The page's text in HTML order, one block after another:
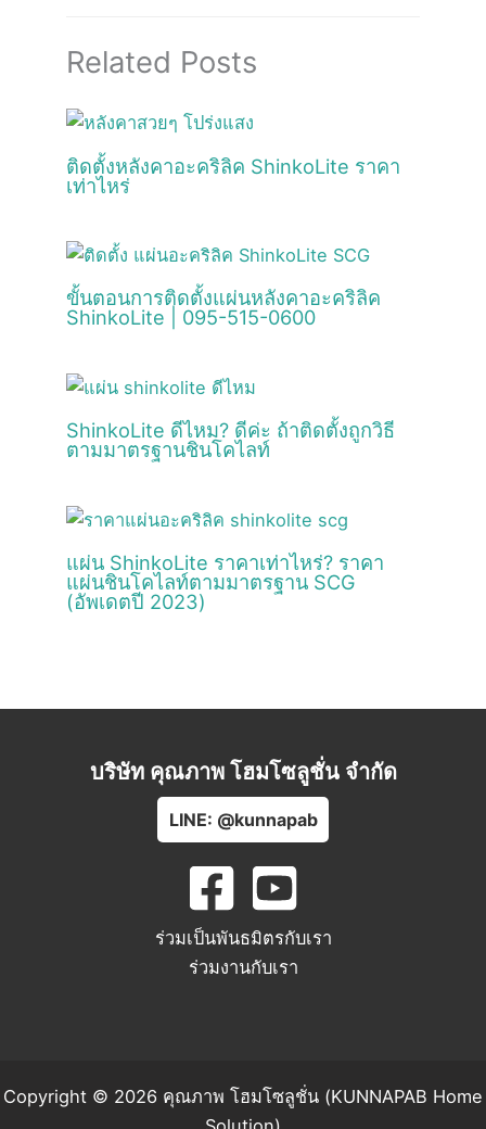
Related Posts
ติดตั้งหลังคาอะคริลิค ShinkoLite ราคา
เท่าไหร่
ขั้นตอนการติดตั้งแผ่นหลังคาอะคริลิค
ShinkoLite | 095-515-0600
ShinkoLite ดีไหม? ดีค่ะ ถ้าติดตั้งถูกวิธี
ตามมาตรฐานชินโคไลท์
แผ่น ShinkoLite ราคาเท่าไหร่? ราคา
แผ่นชินโคไลท์ตามมาตรฐาน SCG
(อัพเดตปี 2023)
บริษัท คุณภาพ โฮมโซลูชั่น จำกัด
LINE: @kunnapab
ร่วมเป็นพันธมิตรกับเรา
ร่วมงานกับเรา
Copyright © 2026 คุณภาพ โฮมโซลูชั่น (KUNNAPAB Home